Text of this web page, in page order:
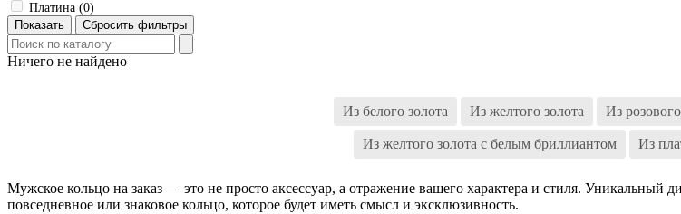
Платина (0)
Ничего не найдено
Из белого золота Из желтого золота Из
Из желтого золота с белым бриллиантом Из
Мужское кольцо на заказ — это не просто аксессуар, а отражение вашего характера и стиля.
повседневное или знаковое кольцо, которое будет иметь смысл и эксклюзивность.